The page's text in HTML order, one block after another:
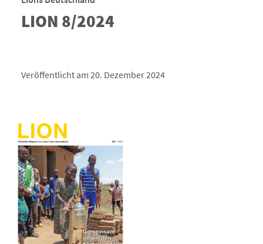
LION 8/2024
Veröffentlicht am 20. Dezember 2024